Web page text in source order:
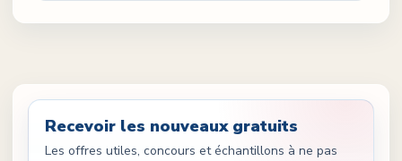
Recevoir les nouveaux gratuits
Les offres utiles, concours et échantillons à ne pas